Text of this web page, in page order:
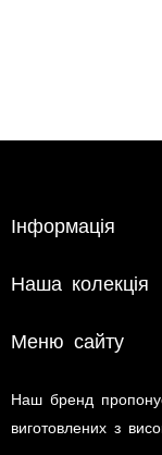
Інформація
Наша колекція
Меню сайту
Наш бренд
виготовлених з